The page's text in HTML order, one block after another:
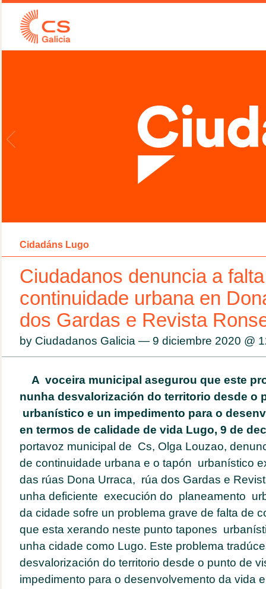
Cidadáns Lugo
Ciudadanos denuncia a
continuidade urbana en
dos Gardas e Revista
by Ciudadanos Galicia — 9 diciembre 2020 @
A voceira municipal asegurou que este
nunha desvalorización do territorio desde o
urbanístico e un impedimento para o
en termos de calidade de vida Lugo, 9 de
portavoz municipal de Cs, Olga Louzao,
de continuidade urbana e o tapón urbanístico
das rúas Dona Urraca, rúa dos Gardas e
unha deficiente execución do planeamento
da cidade sofre un problema grave de falta de
que esta xerando neste punto tapones
unha cidade como Lugo. Este problema
desvalorización do territorio desde o punto de
impedimento para o desenvolvemento da vida